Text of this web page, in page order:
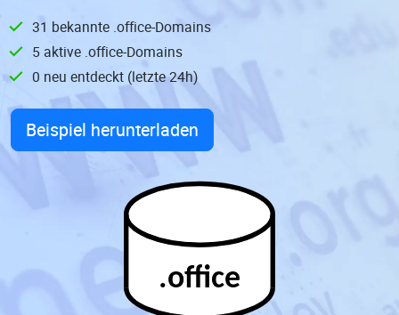
31 bekannte .office-Domains
5 aktive .office-Domains
0 neu entdeckt (letzte 24h)
Beispiel herunterladen
.office